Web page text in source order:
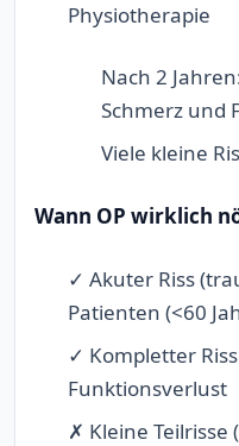
Physiotherapie
Nach 2
Schmerz und
Viele kleine
Wann OP wirklich
✓ Akuter Riss
Patienten (<60
✓ Kompletter
Funktionsverlust
✗ Kleine Teilrisse